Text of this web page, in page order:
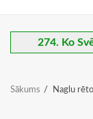
274. Ko
Sākums Naglu